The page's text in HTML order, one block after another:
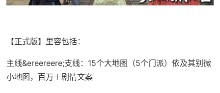
【正式版】里容包括：
主线&ereereere;支线：15个大地图（5个门派）依及其别微
小地图，百万＋剧情文案